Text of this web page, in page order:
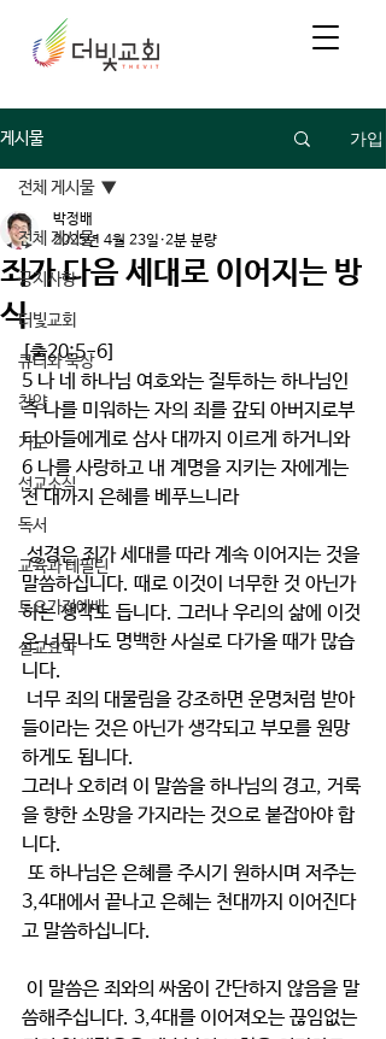
게시물 가입
전체 게시물
공지사항
더빛교회
큐티와 묵상
찬양
기도
선교소식
독서
교육과 테필린
토요가정예배
설교요약
전체 게시물
죄가 다음 세대로 이어지는 방
식
박정배
2025년 4월 23일 2분 분량
[출20:5-6]
5 나 네 하나님 여호와는 질투하는 하나님인
즉 나를 미워하는 자의 죄를 갚되 아버지로부
터 아들에게로 삼사 대까지 이르게 하거니와
6 나를 사랑하고 내 계명을 지키는 자에게는
천 대까지 은혜를 베푸느니라
성경은 죄가 세대를 따라 계속 이어지는 것을
말씀하십니다. 때로 이것이 너무한 것 아닌가
하는 생각도 듭니다. 그러나 우리의 삶에 이것
은 너무나도 명백한 사실로 다가올 때가 많습
니다.
들이라는 것은 아닌가 생각되고 부모를 원망
하게도 됩니다.
그러나 오히려 이 말씀을 하나님의 경고, 거룩
을 향한 소망을 가지라는 것으로 붙잡아야 합
니다.
또 하나님은 은혜를 주시기 원하시며 저주는
3,4대에서 끝나고 은혜는 천대까지 이어진다
고 말씀하십니다.
씀해주십니다. 3,4대를 이어져오는 끊임없는